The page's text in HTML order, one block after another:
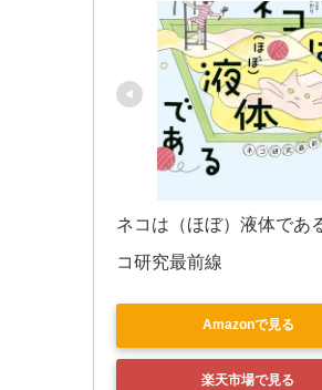
ネコは（ほぼ）液体であ
コ研究最前線
Amazonで見る
楽天市場で見る